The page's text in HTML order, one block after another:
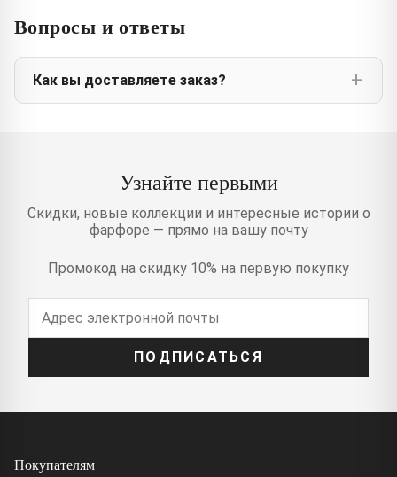
Вопросы и ответы
Как вы доставляете заказ?
Узнайте первыми
Скидки, новые коллекции и интересные истории о
фарфоре — прямо на вашу почту
Промокод на скидку 10% на первую покупку
ПОДПИСАТЬСЯ
Покупателям